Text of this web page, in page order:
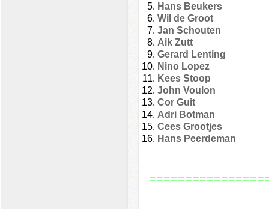
Hans
Wil de
Jan
Aik Zutt
Gerard
Nino
Kees
John
Cor Guit
Adri
Cees
Hans